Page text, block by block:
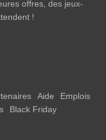
offres, des jeux-
!
Aide
Emplois
Black Friday